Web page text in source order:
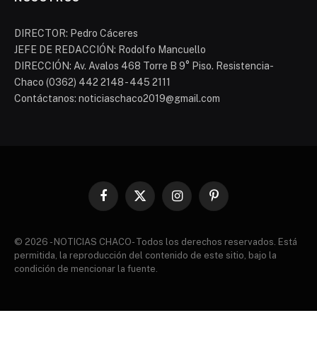
DIRECTOR: Pedro Cáceres
JEFE DE REDACCIÓN: Rodolfo Mancuello
DIRECCIÓN: Av. Avalos 468 Torre B 9° Piso. Resistencia-
Chaco (0362) 442 2148 - 445 2111
Contáctanos: noticiaschaco2019@gmail.com
Facebook
X
InstagramPinterest
© 2026 - NOTICIAS CHACO- Todos los derechos reservados. Está
permitida, la reproducción del contenido de este sitio, bajo la
condición de mencionar la fuente.